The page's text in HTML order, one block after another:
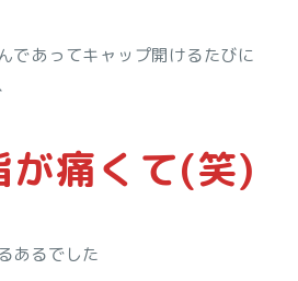
であってキャップ開けるたびに
が痛くて(笑)
あるでした